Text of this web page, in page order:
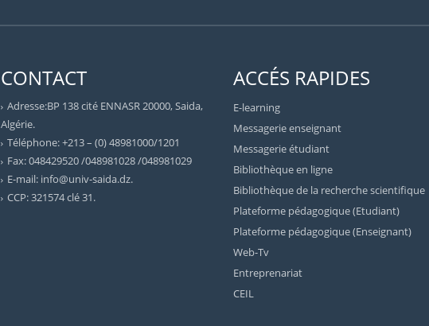
CONTACT
Adresse:BP 138 cité ENNASR 20000, Saida,
Algérie.
Téléphone: +213 – (0) 48981000/1201
Fax: 048429520 /048981028 /048981029
E-mail: info@univ-saida.dz.
CCP: 321574 clé 31.
ACCÉS RAPIDES
E-learning
Messagerie enseignant
Messagerie étudiant
Bibliothèque en ligne
Bibliothèque de la recherche scientifique
Plateforme pédagogique (Etudiant)
Plateforme pédagogique (Enseignant)
Web-Tv
Entreprenariat
CEIL